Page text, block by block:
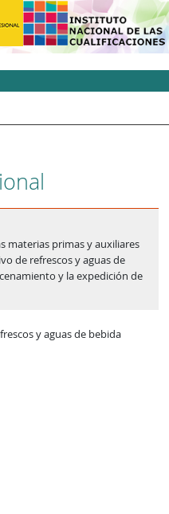
materias primas y auxiliares
de refrescos y aguas de
y la expedición de
y aguas de bebida